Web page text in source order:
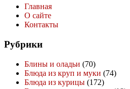
Главная
О сайте
Контакты
Рубрики
Блины и оладьи (70)
Блюда из круп и муки (74)
Блюда из курицы (172)